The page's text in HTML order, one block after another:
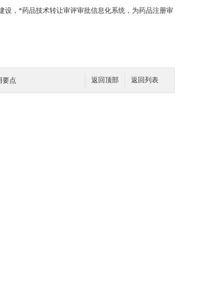
设，*药品技术转让审评审批信息化系统，为药品注册审
返回列表
返回顶部
要点